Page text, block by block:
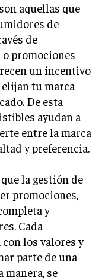
aquellas que
de
de
o promociones
un incentivo
tu marca
De esta
ayudan a
entre la marca
y preferencia.
la gestión de
promociones,
y
Cada
los valores y
parte de una
manera, se